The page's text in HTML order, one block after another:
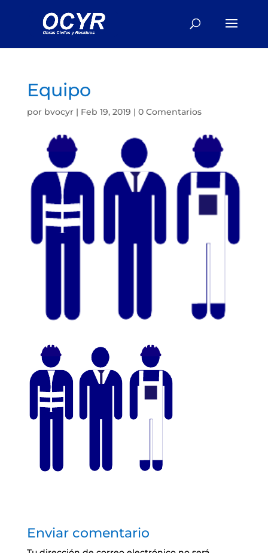
Equipo
por bvocyr| Feb 19, 2019 | 0 Comentarios
Enviar comentario